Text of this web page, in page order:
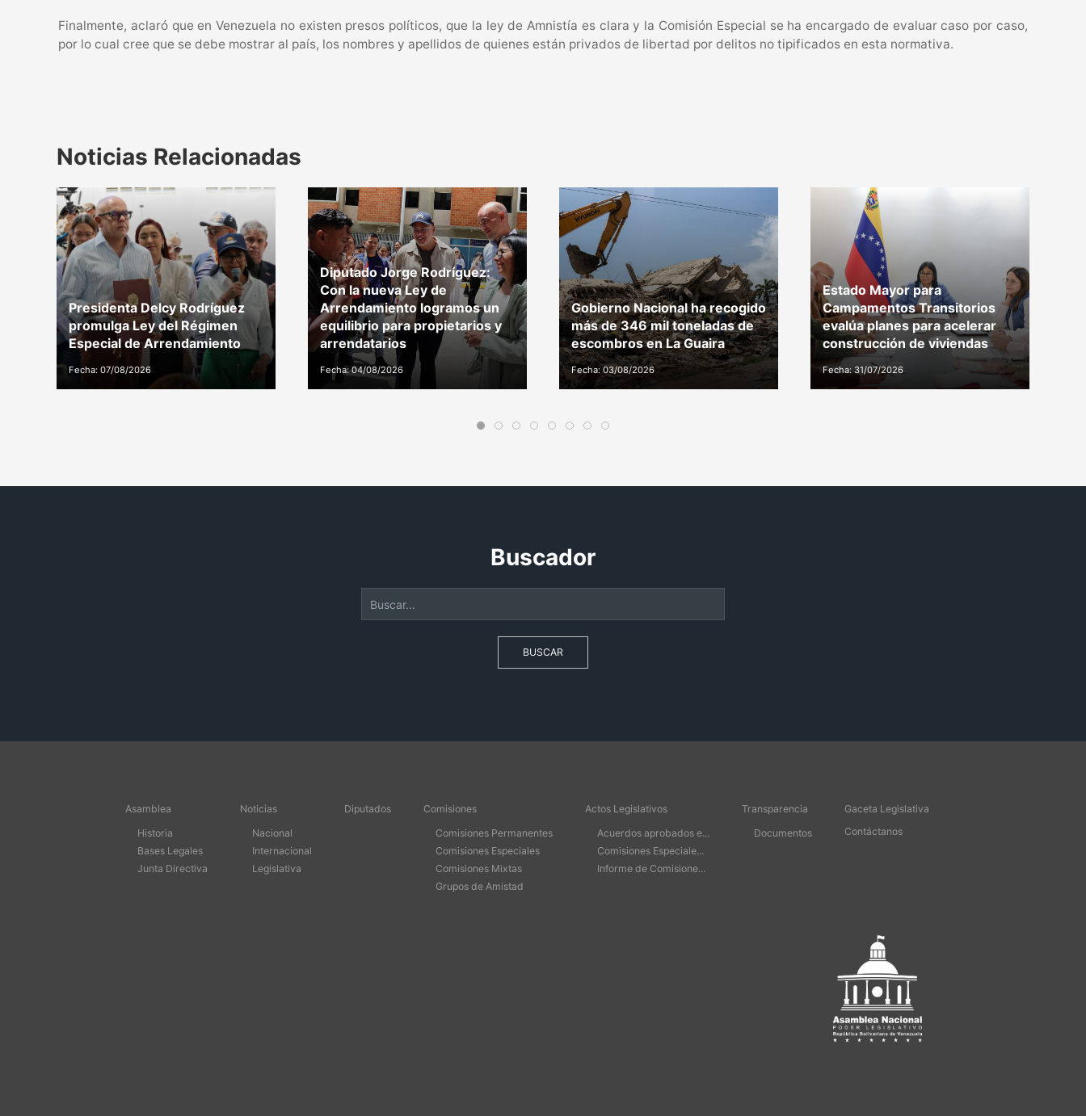
Finalmente, aclaró que en Venezuela no existen presos políticos, que la ley de Amnistía es clara y la Comisión Especial se ha encargado de evaluar caso por caso,
por lo cual cree que se debe mostrar al país, los nombres y apellidos de quienes están privados de libertad por delitos no tipificados en esta normativa.
Noticias Relacionadas
Presidenta Delcy Rodríguez
promulga Ley del Régimen
Especial de Arrendamiento
Fecha: 07/08/2026
Diputado Jorge Rodríguez:
Con la nueva Ley de
Arrendamiento logramos un
equilibrio para propietarios y
arrendatarios
Fecha: 04/08/2026
Gobierno Nacional ha recogido
más de 346 mil toneladas de
escombros en La Guaira
Fecha: 03/08/2026
Estado Mayor para
Campamentos Transitorios
evalúa planes para acelerar
construcción de viviendas
Fecha: 31/07/2026
Buscador
BUSCAR
Asamblea
Historia
Bases Legales
Junta Directiva
Noticias
Nacional
Internacional
Legislativa
Diputados
Comisiones
Comisiones Permanentes
Comisiones Especiales
Comisiones Mixtas
Grupos de Amistad
Actos Legislativos
Acuerdos aprobados e...
Comisiones Especiale...
Informe de Comisione...
Transparencia
Documentos
Gaceta Legislativa
Contáctanos